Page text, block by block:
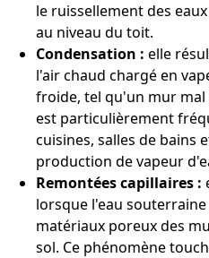
le ruissellement des
au niveau du toit.
Condensation : elle
l'air chaud chargé en
froide, tel qu'un mur mal
est particulièrement
cuisines, salles de bains
production de vapeur
Remontées capillaires :
lorsque l'eau
matériaux poreux des
sol. Ce phénomène